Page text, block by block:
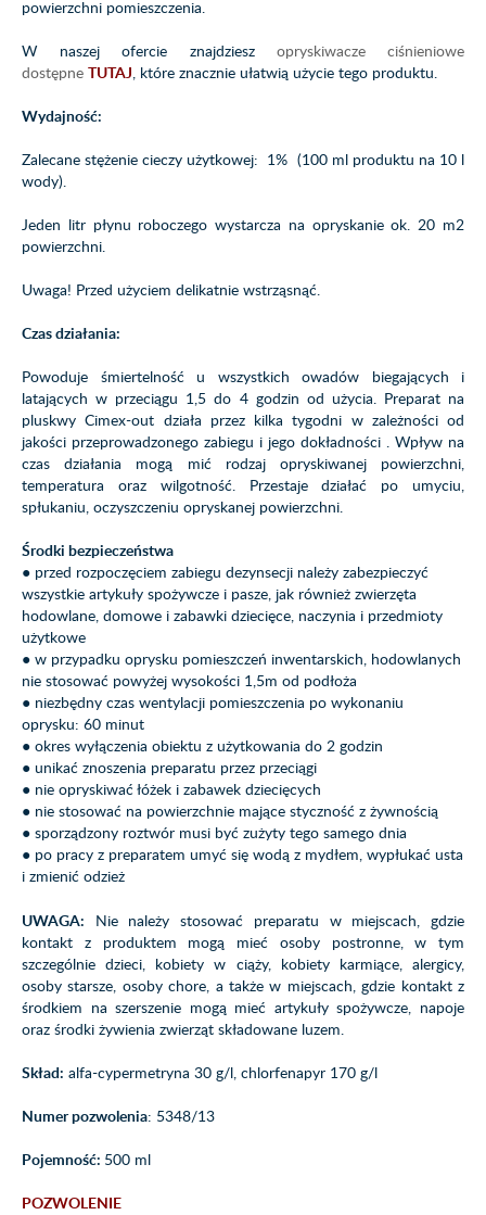
powierzchni pomieszczenia.
W naszej ofercie znajdziesz opryskiwacze ciśnieniowe
dostępne TUTAJ, które znacznie ułatwią użycie tego produktu.
Wydajność:
Zalecane stężenie cieczy użytkowej: 1% (100 ml produktu na 10 l
wody).
Jeden litr płynu roboczego wystarcza na opryskanie ok. 20 m2
powierzchni.
Uwaga! Przed użyciem delikatnie wstrząsnąć.
Czas działania:
Powoduje śmiertelność u wszystkich owadów biegających i
latających w przeciągu 1,5 do 4 godzin od użycia. Preparat na
pluskwy Cimex-out działa przez kilka tygodni w zależności od
jakości przeprowadzonego zabiegu i jego dokładności . Wpływ na
czas działania mogą mić rodzaj opryskiwanej powierzchni,
temperatura oraz wilgotność. Przestaje działać po umyciu,
spłukaniu, oczyszczeniu opryskanej powierzchni.
Środki bezpieczeństwa
● przed rozpoczęciem zabiegu dezynsecji należy zabezpieczyć
wszystkie artykuły spożywcze i pasze, jak również zwierzęta
hodowlane, domowe i zabawki dziecięce, naczynia i przedmioty
użytkowe
● w przypadku oprysku pomieszczeń inwentarskich, hodowlanych
nie stosować powyżej wysokości 1,5m od podłoża
● niezbędny czas wentylacji pomieszczenia po wykonaniu
oprysku: 60 minut
● okres wyłączenia obiektu z użytkowania do 2 godzin
● unikać znoszenia preparatu przez przeciągi
● nie opryskiwać łóżek i zabawek dziecięcych
● nie stosować na powierzchnie mające styczność z żywnością
● sporządzony roztwór musi być zużyty tego samego dnia
● po pracy z preparatem umyć się wodą z mydłem, wypłukać usta
i zmienić odzież
UWAGA: Nie należy stosować preparatu w miejscach, gdzie
kontakt z produktem mogą mieć osoby postronne, w tym
szczególnie dzieci, kobiety w ciąży, kobiety karmiące, alergicy,
osoby starsze, osoby chore, a także w miejscach, gdzie kontakt z
środkiem na szerszenie mogą mieć artykuły spożywcze, napoje
oraz środki żywienia zwierząt składowane luzem.
Skład: alfa-cypermetryna 30 g/l, chlorfenapyr 170 g/l
Numer pozwolenia: 5348/13
Pojemność: 500 ml
POZWOLENIE